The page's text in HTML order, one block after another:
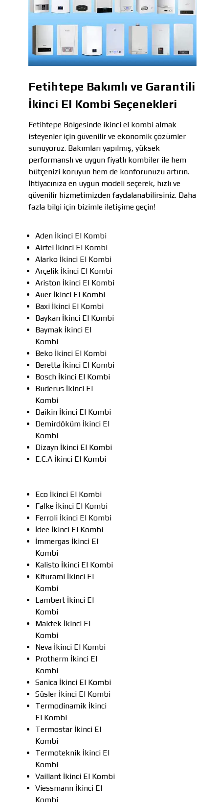
Fetihtepe Bakımlı ve Garantili
İkinci El Kombi Seçenekleri
Fetihtepe Bölgesinde ikinci el kombi almak
isteyenler için güvenilir ve ekonomik çözümler
sunuyoruz. Bakımları yapılmış, yüksek
performanslı ve uygun fiyatlı kombiler ile hem
bütçenizi koruyun hem de konforunuzu artırın.
İhtiyacınıza en uygun modeli seçerek, hızlı ve
güvenilir hizmetimizden faydalanabilirsiniz. Daha
fazla bilgi için bizimle iletişime geçin!
Aden İkinci El Kombi
Airfel İkinci El Kombi
Alarko İkinci El Kombi
Arçelik İkinci El Kombi
Ariston İkinci El Kombi
Auer İkinci El Kombi
Baxi İkinci El Kombi
Baykan İkinci El Kombi
Baymak İkinci El
Kombi
Beko İkinci El Kombi
Beretta İkinci El Kombi
Bosch İkinci El Kombi
Buderus İkinci El
Kombi
Daikin İkinci El Kombi
Demirdöküm İkinci El
Kombi
Dizayn İkinci El Kombi
E.C.A İkinci El Kombi
Eco İkinci El Kombi
Falke İkinci El Kombi
Ferroli İkinci El Kombi
İdee İkinci El Kombi
İmmergas İkinci El
Kombi
Kalisto İkinci El Kombi
Kiturami İkinci El
Kombi
Lambert İkinci El
Kombi
Maktek İkinci El
Kombi
Neva İkinci El Kombi
Protherm İkinci El
Kombi
Sanica İkinci El Kombi
Süsler İkinci El Kombi
Termodinamik İkinci
El Kombi
Termostar İkinci El
Kombi
Termoteknik İkinci El
Kombi
Vaillant İkinci El Kombi
Viessmann İkinci El
Kombi